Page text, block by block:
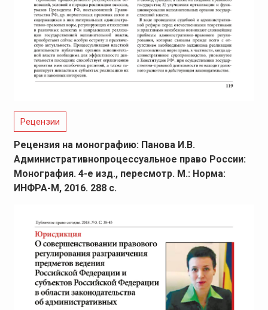
Рецензии
Рецензия на монографию: Панова И.В.
Административнопроцессуальное право России:
Монография. 4-е изд., пересмотр. М.: Норма:
ИНФРА-М, 2016. 288 с.